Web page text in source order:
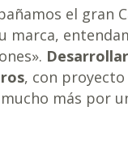
el gran
marca,
, con
más por